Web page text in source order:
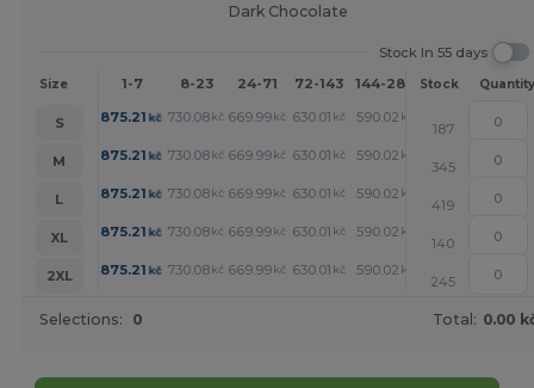
Dark Chocolate
Stock In 55 days
Size 1-7 8-23 24-71 72-143 144-287 288 + More
Stock Quantity
S 875.21 kč 730.08 kč 669.99 kč 630.01 kč 590.02 kč +
187
M
875.21 kč 730.08 kč 669.99 kč 630.01 kč 590.02 kč +
345
L
875.21 kč 730.08 kč 669.99 kč 630.01 kč 590.02 kč +
419
XL
875.21 kč 730.08 kč 669.99 kč 630.01 kč 590.02 kč +
140
2XL
875.21 kč 730.08 kč 669.99 kč 630.01 kč 590.02 kč +
245
Selections: 0 Total: 0.00